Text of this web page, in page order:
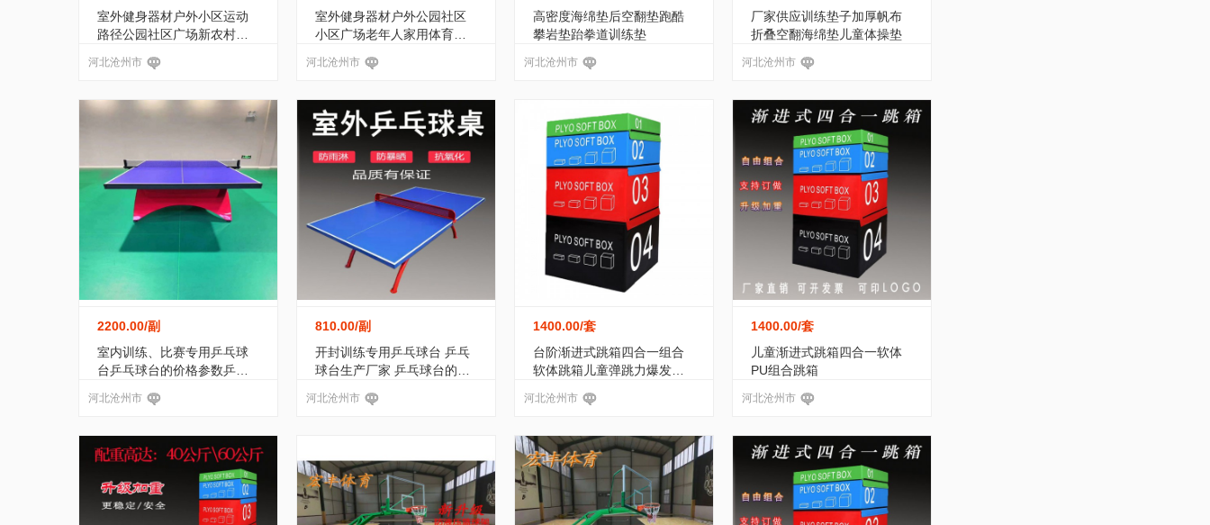
室外健身器材户外小区运动
路径公园社区广场新农村器
河北沧州市
室外健身器材户外公园社区
小区广场老年人家用体育运
河北沧州市
高密度海绵垫后空翻垫跑酷
攀岩垫跆拳道训练垫
河北沧州市
厂家供应训练垫子加厚帆布
折叠空翻海绵垫儿童体操垫
河北沧州市
2200.00/副
室内训练、比赛专用乒乓球
台乒乓球台的价格参数乒乓
河北沧州市
810.00/副
开封训练专用乒乓球台 乒乓
球台生产厂家 乒乓球台的标
河北沧州市
1400.00/套
台阶渐进式跳箱四合一组合
软体跳箱儿童弹跳力爆发力
河北沧州市
1400.00/套
儿童渐进式跳箱四合一软体
PU组合跳箱
河北沧州市